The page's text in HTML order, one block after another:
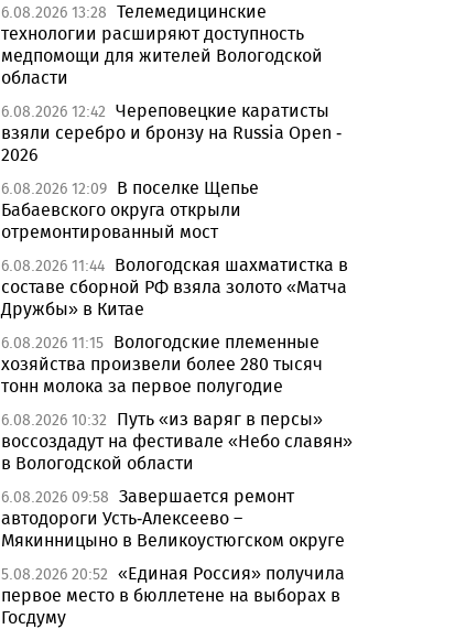
6.08.2026 13:28 Телемедицинские
технологии расширяют доступность
медпомощи для жителей Вологодской
области
6.08.2026 12:42 Череповецкие каратисты
взяли серебро и бронзу на Russia Open -
2026
6.08.2026 12:09 В поселке Щепье
Бабаевского округа открыли
отремонтированный мост
6.08.2026 11:44 Вологодская шахматистка в
составе сборной РФ взяла золото «Матча
Дружбы» в Китае
6.08.2026 11:15 Вологодские племенные
хозяйства произвели более 280 тысяч
тонн молока за первое полугодие
6.08.2026 10:32
Путь «из варяг в персы»
воссоздадут на фестивале «Небо славян»
в Вологодской области
6.08.2026 09:58 Завершается ремонт
автодороги Усть-Алексеево –
Мякинницыно в Великоустюгском округе
5.08.2026 20:52 «Единая Россия» получила
первое место в бюллетене на выборах в
Госдуму